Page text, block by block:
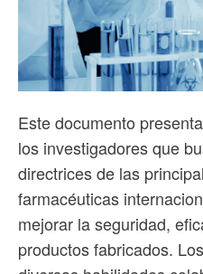
Este documento
los investigadores que
directrices de las
farmacéuticas
mejorar la seguridad,
productos fabricados.